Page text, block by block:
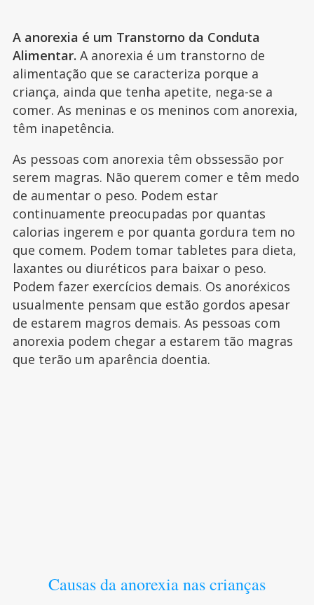
A anorexia é um Transtorno da Conduta
Alimentar. A anorexia é um transtorno de
alimentação que se caracteriza porque a
criança, ainda que tenha apetite, nega-se a
comer. As meninas e os meninos com anorexia,
têm inapetência.
As pessoas com anorexia têm obssessão por
serem magras. Não querem comer e têm medo
de aumentar o peso. Podem estar
continuamente preocupadas por quantas
calorias ingerem e por quanta gordura tem no
que comem. Podem tomar tabletes para dieta,
laxantes ou diuréticos para baixar o peso.
Podem fazer exercícios demais. Os anoréxicos
usualmente pensam que estão gordos apesar
de estarem magros demais. As pessoas com
anorexia podem chegar a estarem tão magras
que terão um aparência doentia.
Causas da anorexia nas crianças